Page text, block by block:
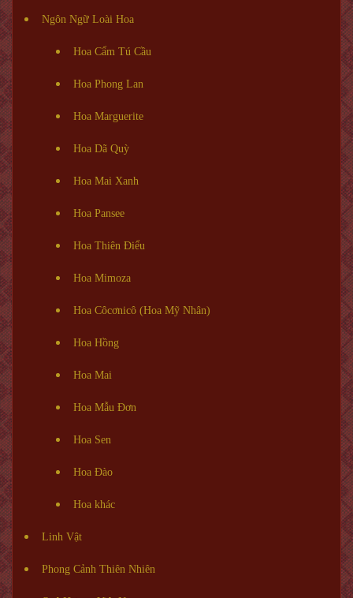
Ngôn Ngữ Loài Hoa
Hoa Cẩm Tú Cầu
Hoa Phong Lan
Hoa Marguerite
Hoa Dã Quỳ
Hoa Mai Xanh
Hoa Pansee
Hoa Thiên Điểu
Hoa Mimoza
Hoa Côcơnicô (Hoa Mỹ Nhân)
Hoa Hồng
Hoa Mai
Hoa Mẫu Đơn
Hoa Sen
Hoa Đào
Hoa khác
Linh Vật
Phong Cảnh Thiên Nhiên